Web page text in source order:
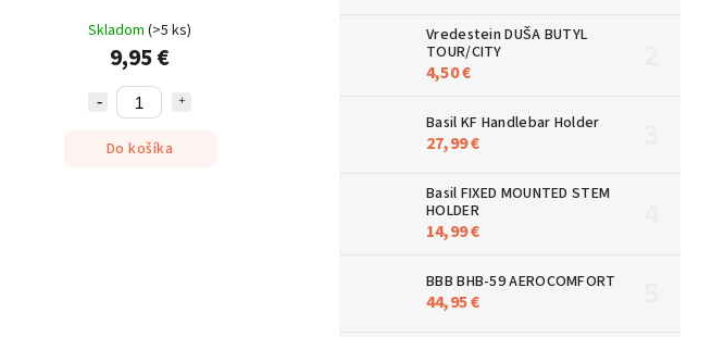
Vredestein DUŠA BUTYL
TOUR/CITY
4,50 €
Basil KF Handlebar Holder
27,99 €
Basil FIXED MOUNTED STEM
HOLDER
14,99 €
BBB BHB-59 AEROCOMFORT
44,95 €
Skladom(>5 ks)
9,95 €
Do košíka